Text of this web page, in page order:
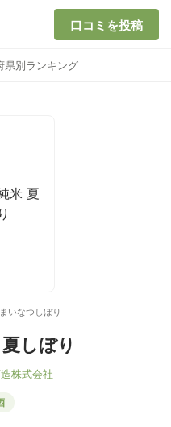
口コミを投稿
県別ランキング
いなつしぼり
しぼり
株式会社